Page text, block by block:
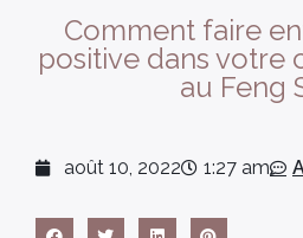
Comment faire
positive dans votre
au Feng
août 10, 2022 1:27 am